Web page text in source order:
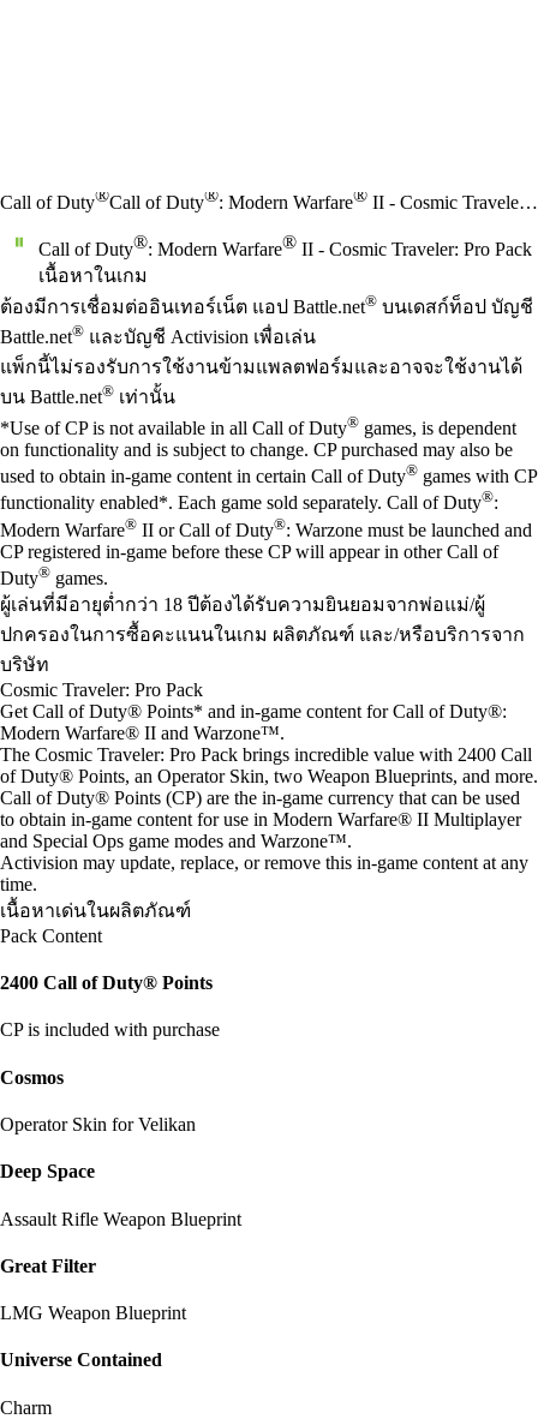
Call of Duty®Call of Duty®: Modern Warfare® II - Cosmic Traveler: Pro Pack
Call of Duty®: Modern Warfare® II - Cosmic Traveler: Pro Pack
เนื้อหาในเกม
ราคา
Available actions
ต้องมีการเชื่อมต่ออินเทอร์เน็ต แอป Battle.net® บนเดสก์ท็อป บัญชี
Battle.net® และบัญชี Activision เพื่อเล่น
แพ็กนี้ไม่รองรับการใช้งานข้ามแพลตฟอร์มและอาจจะใช้งานได้
บน Battle.net® เท่านั้น
*Use of CP is not available in all Call of Duty® games, is dependent
on functionality and is subject to change. CP purchased may also be
used to obtain in-game content in certain Call of Duty® games with CP
functionality enabled*. Each game sold separately. Call of Duty®:
Modern Warfare® II or Call of Duty®: Warzone must be launched and
CP registered in-game before these CP will appear in other Call of
Duty® games.
ผู้เล่นที่มีอายุต่ำกว่า 18 ปีต้องได้รับความยินยอมจากพ่อแม่/ผู้
ปกครองในการซื้อคะแนนในเกม ผลิตภัณฑ์ และ/หรือบริการจาก
บริษัท
Cosmic Traveler: Pro Pack
Get Call of Duty® Points* and in-game content for Call of Duty®:
Modern Warfare® II and Warzone™.
The Cosmic Traveler: Pro Pack brings incredible value with 2400 Call
of Duty® Points, an Operator Skin, two Weapon Blueprints, and more.
Call of Duty® Points (CP) are the in-game currency that can be used
to obtain in-game content for use in Modern Warfare® II Multiplayer
and Special Ops game modes and Warzone™.
Activision may update, replace, or remove this in-game content at any
time.
เนื้อหาเด่นในผลิตภัณฑ์
Pack Content
2400 Call of Duty® Points
CP is included with purchase
Cosmos
Operator Skin for Velikan
Deep Space
Assault Rifle Weapon Blueprint
Great Filter
LMG Weapon Blueprint
Universe Contained
Charm